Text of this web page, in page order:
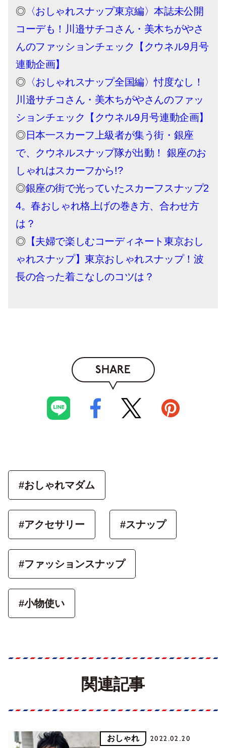
◎ 〈おしゃれスナップ東京編〉本誌未公開
コーデも！川邉サチコさん・美木ちがやさ
んのファッションチェック【クウネル9月号
連動企画】
◎ 〈おしゃれスナップ全国編〉忖度なし！
川邉サチコさん・美木ちがやさんのファッ
ションチェック【クウネル9月号連動企画】
◎ 日本一スカーフ上級者が集う街・銀座
で、クウネルスナップ隊が出動！ 銀座のお
しゃれはスカーフから!?
◎銀座の街で光っていたスカーフスナップ2
4。春おしゃれ格上げの巻き方、合わせ方
は？
◎ 【夫婦で楽しむコーディネート東京おし
ゃれスナップ】東京おしゃれスナップ！波
長の合った着こなしのコツは？
SHARE
#おしゃれマダム
#アクセサリー #スナップ
#ファッションスナップ
#小物使い
関連記事
おしゃれ 2022.02.20